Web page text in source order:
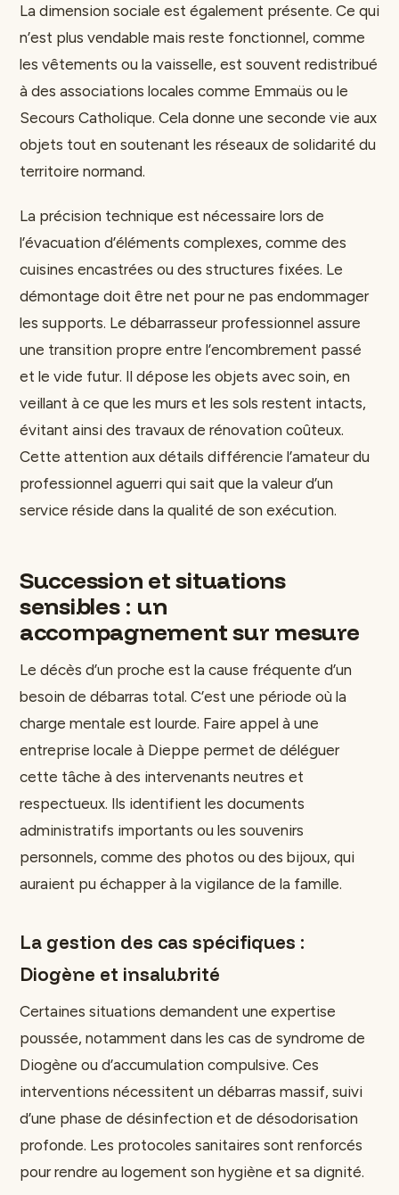
La dimension sociale est également présente. Ce qui
n’est plus vendable mais reste fonctionnel, comme
les vêtements ou la vaisselle, est souvent redistribué
à des associations locales comme Emmaüs ou le
Secours Catholique. Cela donne une seconde vie aux
objets tout en soutenant les réseaux de solidarité du
territoire normand.
La précision technique est nécessaire lors de
l’évacuation d’éléments complexes, comme des
cuisines encastrées ou des structures fixées. Le
démontage doit être net pour ne pas endommager
les supports. Le débarrasseur professionnel assure
une transition propre entre l’encombrement passé
et le vide futur. Il dépose les objets avec soin, en
veillant à ce que les murs et les sols restent intacts,
évitant ainsi des travaux de rénovation coûteux.
Cette attention aux détails différencie l’amateur du
professionnel aguerri qui sait que la valeur d’un
service réside dans la qualité de son exécution.
Succession et situations
sensibles : un
accompagnement sur mesure
Le décès d’un proche est la cause fréquente d’un
besoin de débarras total. C’est une période où la
charge mentale est lourde. Faire appel à une
entreprise locale à Dieppe permet de déléguer
cette tâche à des intervenants neutres et
respectueux. Ils identifient les documents
administratifs importants ou les souvenirs
personnels, comme des photos ou des bijoux, qui
auraient pu échapper à la vigilance de la famille.
La gestion des cas spécifiques :
Diogène et insalubrité
Certaines situations demandent une expertise
poussée, notamment dans les cas de syndrome de
Diogène ou d’accumulation compulsive. Ces
interventions nécessitent un débarras massif, suivi
d’une phase de désinfection et de désodorisation
profonde. Les protocoles sanitaires sont renforcés
pour rendre au logement son hygiène et sa dignité.